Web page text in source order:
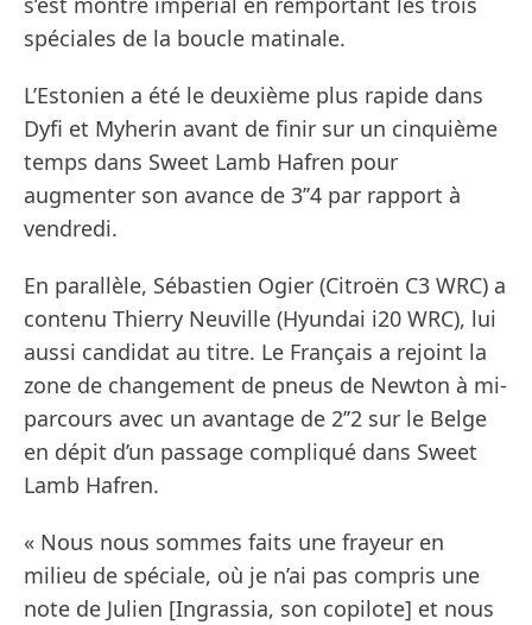
spéciales de la boucle matinale.
L’Estonien a été le deuxième plus rapide dans
Dyfi et Myherin avant de finir sur un cinquième
temps dans Sweet Lamb Hafren pour
augmenter son avance de 3’’4 par rapport à
vendredi.
En parallèle, Sébastien Ogier (Citroën C3 WRC) a
contenu Thierry Neuville (Hyundai i20 WRC), lui
aussi candidat au titre. Le Français a rejoint la
zone de changement de pneus de Newton à mi-
parcours avec un avantage de 2’’2 sur le Belge
en dépit d’un passage compliqué dans Sweet
Lamb Hafren.
« Nous nous sommes faits une frayeur en
milieu de spéciale, où je n’ai pas compris une
note de Julien [Ingrassia, son copilote] et nous